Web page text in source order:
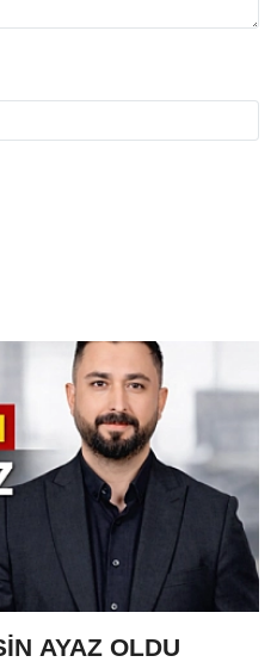
AYAZ OLDU